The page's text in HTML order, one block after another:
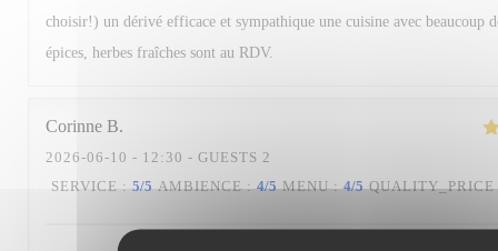
choisir!) un dérivé efficace et sympathique une cuisine avec beaucoup
épices, herbes fraîches sont au RDV.
Corinne B
2026-06-10 - 12:30 - GUESTS 2
SERVICE : 5/5 AMBIENCE: 4/5 MENU: 4/5 QUALITY_PRICE